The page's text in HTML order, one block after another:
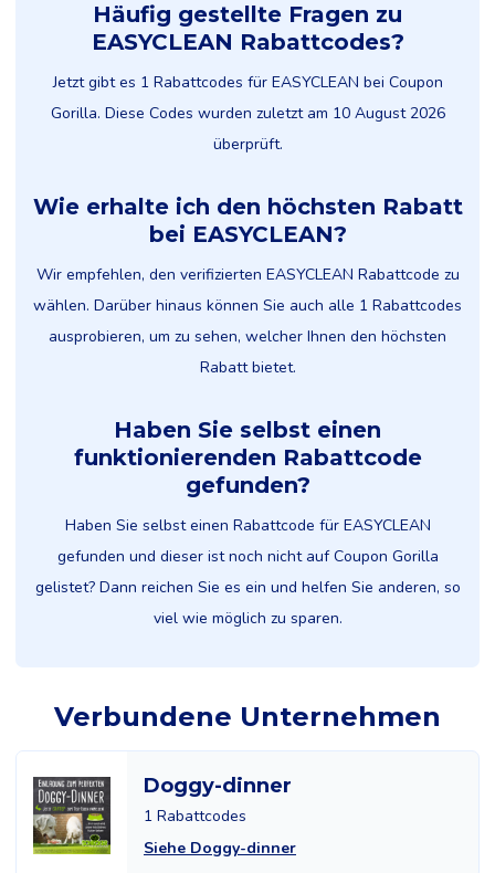
Häufig gestellte Fragen zu
EASYCLEAN Rabattcodes?
Jetzt gibt es 1 Rabattcodes für EASYCLEAN bei Coupon
Gorilla. Diese Codes wurden zuletzt am 10 August 2026
überprüft.
Wie erhalte ich den höchsten Rabatt
bei EASYCLEAN?
Wir empfehlen, den verifizierten EASYCLEAN Rabattcode zu
wählen. Darüber hinaus können Sie auch alle 1 Rabattcodes
ausprobieren, um zu sehen, welcher Ihnen den höchsten
Rabatt bietet.
Haben Sie selbst einen
funktionierenden Rabattcode
gefunden?
Haben Sie selbst einen Rabattcode für EASYCLEAN
gefunden und dieser ist noch nicht auf Coupon Gorilla
gelistet? Dann reichen Sie es ein und helfen Sie anderen, so
viel wie möglich zu sparen.
Verbundene Unternehmen
Doggy-dinner
1 Rabattcodes
Siehe Doggy-dinner